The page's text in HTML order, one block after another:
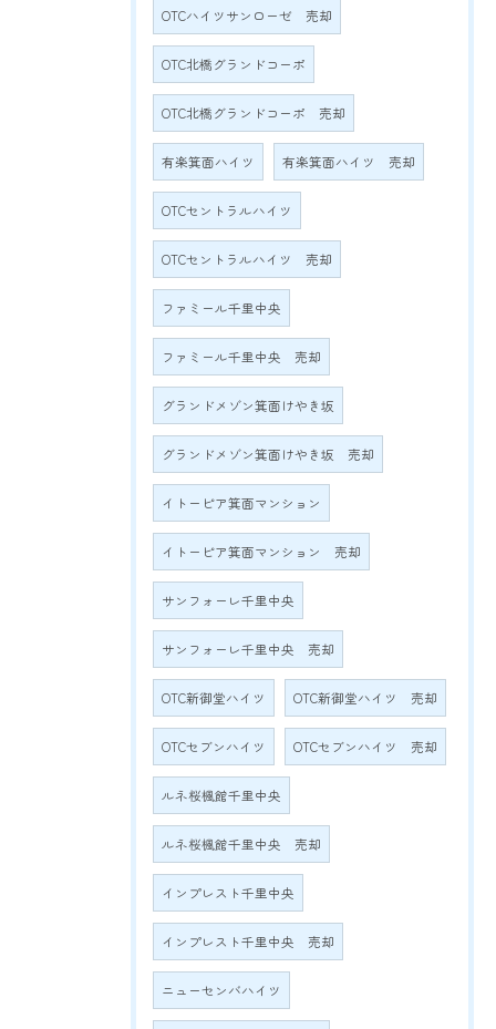
OTCハイツサンローゼ 売却
OTC北橋グランドコーポ
OTC北橋グランドコーポ 売却
有楽箕面ハイツ 有楽箕面ハイツ 売却
OTCセントラルハイツ
OTCセントラルハイツ 売却
ファミール千里中央
ファミール千里中央 売却
グランドメゾン箕面けやき坂
グランドメゾン箕面けやき坂 売却
イトーピア箕面マンション
イトーピア箕面マンション 売却
サンフォーレ千里中央
サンフォーレ千里中央 売却
OTC新御堂ハイツ OTC新御堂ハイツ 売却
OTCセブンハイツ OTCセブンハイツ 売却
ルネ桜楓館千里中央
ルネ桜楓館千里中央 売却
インプレスト千里中央
インプレスト千里中央 売却
ニューセンバハイツ